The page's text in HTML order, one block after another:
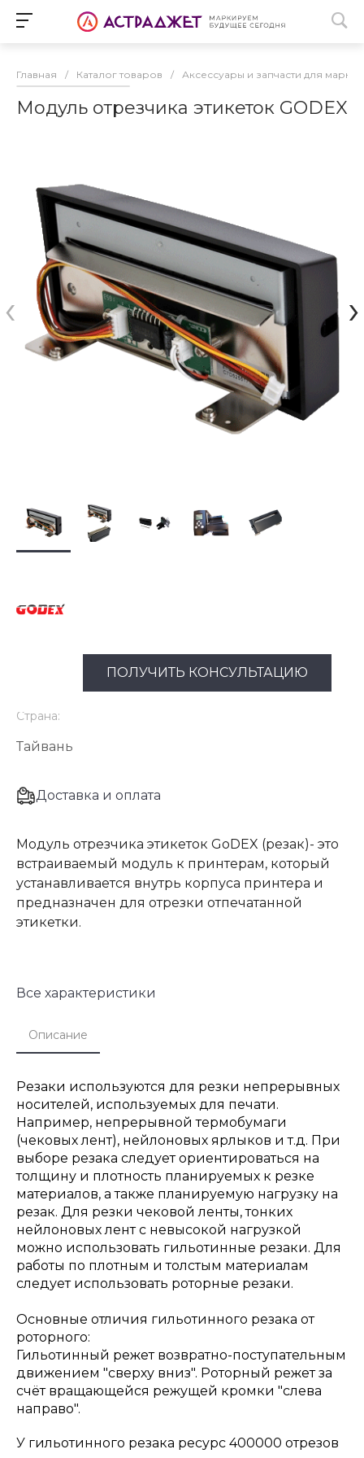
Главная / Каталог товаров / Аксессуары и запчасти для
Модуль отрезчика этикеток GODEX
‹ ›
ПОЛУЧИТЬ КОНСУЛЬТАЦИЮ
Страна:
Тайвань
Доставка и оплата
Модуль отрезчика этикеток GoDEX (резак)- это
встраиваемый модуль к принтерам, который
устанавливается внутрь корпуса принтера и
предназначен для отрезки отпечатанной
этикетки.
Все характеристики
Описание
Резаки используются для резки непрерывных
носителей, используемых для печати.
Например, непрерывной термобумаги
(чековых лент), нейлоновых ярлыков и т.д. При
выборе резака следует ориентироваться на
толщину и плотность планируемых к резке
материалов, а также планируемую нагрузку на
резак. Для резки чековой ленты, тонких
нейлоновых лент с невысокой нагрузкой
можно использовать гильотинные резаки. Для
работы по плотным и толстым материалам
следует использовать роторные резаки.
Основные отличия гильотинного резака от
роторного:
Гильотинный режет возвратно-поступательным
движением "сверху вниз". Роторный режет за
счёт вращающейся режущей кромки "слева
направо".
У гильотинного резака ресурс 400000 отрезов